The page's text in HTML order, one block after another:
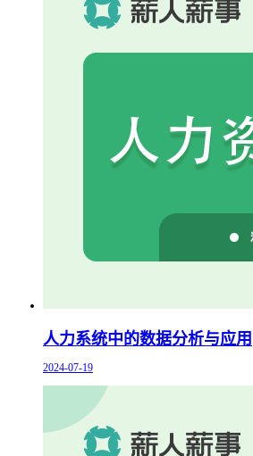
人力系统中的数据分析与应用
2024-07-19